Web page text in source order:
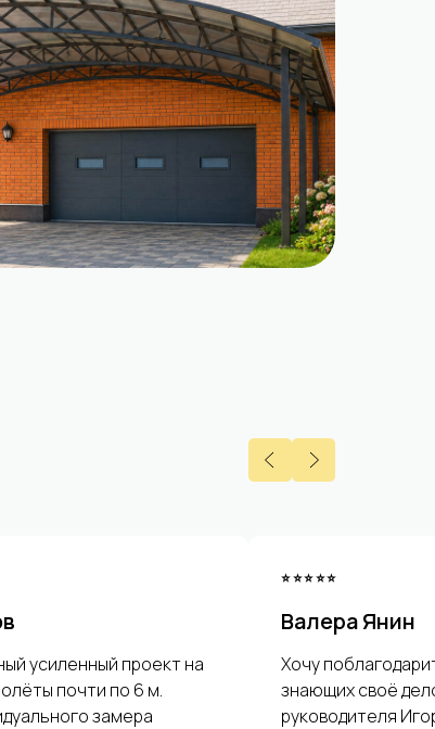
усиленный проект на
почти по 6 м.
замера
⭐⭐⭐⭐⭐
Валера Янин
Хочу
знающих своё
руководителя